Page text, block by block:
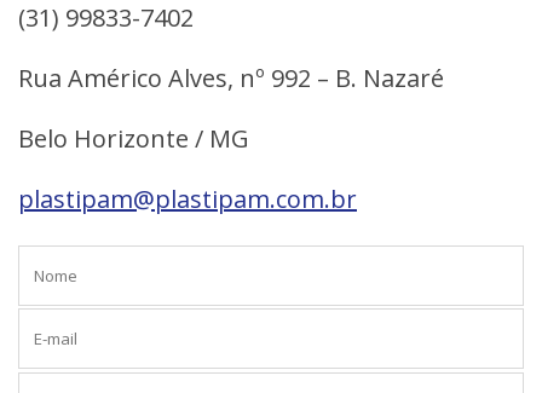
(31) 99833-7402
Rua Américo Alves, nº 992 – B. Nazaré
Belo Horizonte / MG
plastipam@plastipam.com.br